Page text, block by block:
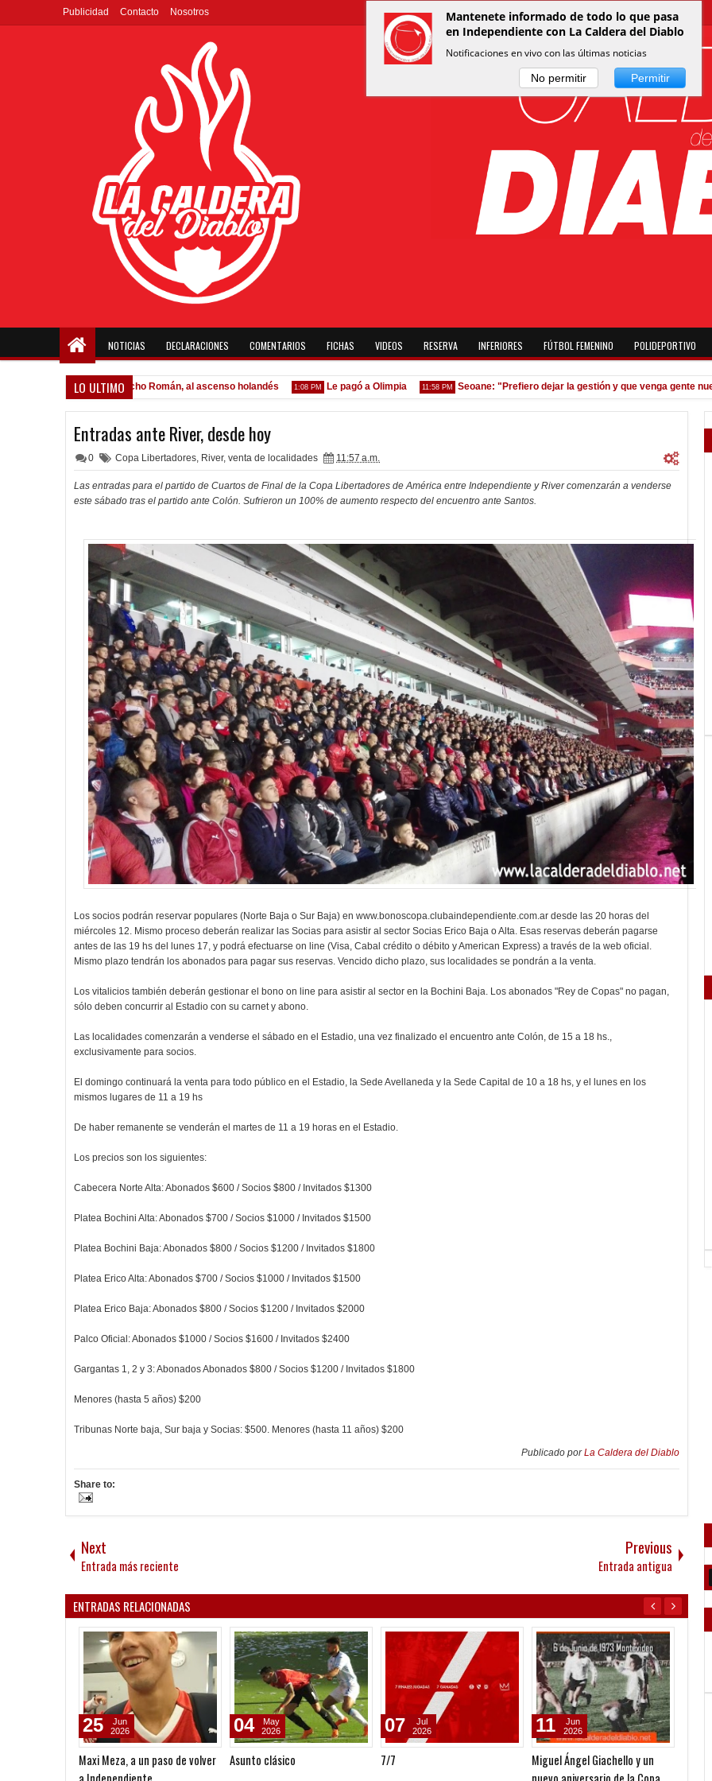
Publicidad Contacto Nosotros
NOTICIAS DECLARACIONES COMENTARIOS FICHAS VIDEOS RESERVA INFERIORES FÚTBOL FEMENINO POLIDEPORTIVO
LO ULTIMO
1:14 PM Pocho Román, al ascenso holandés 1:08 PM Le pagó a Olimpia 11:58 PM Seoane: "Prefiero dejar la gestión y que venga gente nueva"
Entradas ante River, desde hoy
0 Copa Libertadores, River, venta de localidades 11:57 a.m.
Las entradas para el partido de Cuartos de Final de la Copa Libertadores de América entre Independiente y River comenzarán a venderse
este sábado tras el partido ante Colón. Sufrieron un 100% de aumento respecto del encuentro ante Santos.
Los socios podrán reservar populares (Norte Baja o Sur Baja) en www.bonoscopa.clubaindependiente.com.ar desde las 20 horas del
miércoles 12. Mismo proceso deberán realizar las Socias para asistir al sector Socias Erico Baja o Alta. Esas reservas deberán pagarse
antes de las 19 hs del lunes 17, y podrá efectuarse on line (Visa, Cabal crédito o débito y American Express) a través de la web oficial.
Mismo plazo tendrán los abonados para pagar sus reservas. Vencido dicho plazo, sus localidades se pondrán a la venta.
Los vitalicios también deberán gestionar el bono on line para asistir al sector en la Bochini Baja. Los abonados "Rey de Copas" no pagan,
sólo deben concurrir al Estadio con su carnet y abono.
Las localidades comenzarán a venderse el sábado en el Estadio, una vez finalizado el encuentro ante Colón, de 15 a 18 hs.,
exclusivamente para socios.
El domingo continuará la venta para todo público en el Estadio, la Sede Avellaneda y la Sede Capital de 10 a 18 hs, y el lunes en los
mismos lugares de 11 a 19 hs
De haber remanente se venderán el martes de 11 a 19 horas en el Estadio.
Los precios son los siguientes:
Cabecera Norte Alta: Abonados $600 / Socios $800 / Invitados $1300
Platea Bochini Alta: Abonados $700 / Socios $1000 / Invitados $1500
Platea Bochini Baja: Abonados $800 / Socios $1200 / Invitados $1800
Platea Erico Alta: Abonados $700 / Socios $1000 / Invitados $1500
Platea Erico Baja: Abonados $800 / Socios $1200 / Invitados $2000
Palco Oficial: Abonados $1000 / Socios $1600 / Invitados $2400
Gargantas 1, 2 y 3: Abonados Abonados $800 / Socios $1200 / Invitados $1800
Menores (hasta 5 años) $200
Tribunas Norte baja, Sur baja y Socias: $500. Menores (hasta 11 años) $200
Publicado porLa Caldera del Diablo
Share to:
Next
Entrada más reciente
Previous
Entrada antigua
ENTRADAS RELACIONADAS
Maxi Meza, a un paso de volver
25
Jun
2026
Asunto clásico
04
May
2026
7/7
07
Jul
2026
Miguel Ángel Giachello y un
11
Jun
2026
Mantenete informado de todo lo que pasa
en Independiente con La Caldera del Diablo
Notificaciones en vivo con las últimas noticias
No permitir Permitir